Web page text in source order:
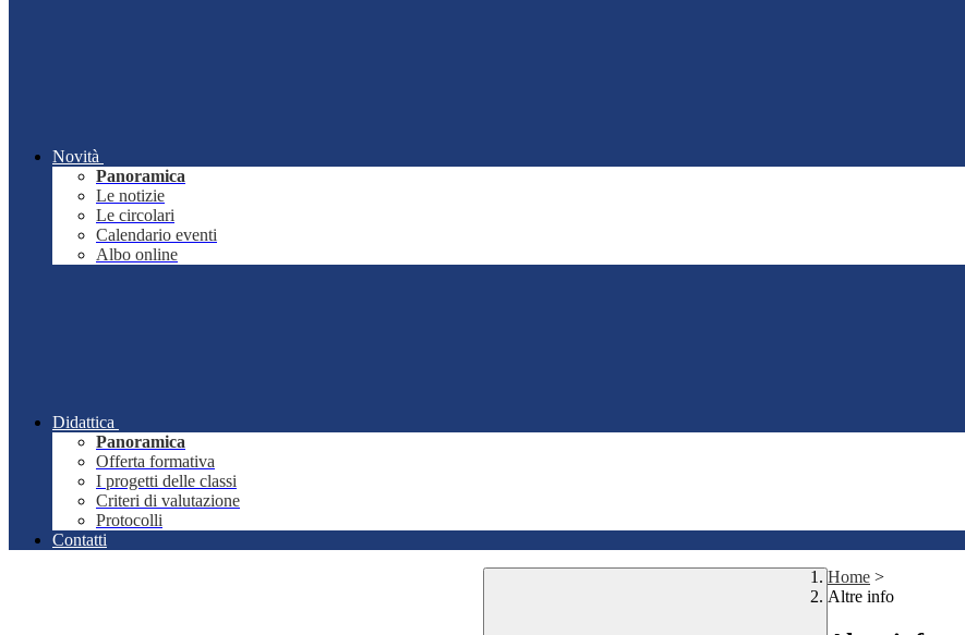
Novità
Panoramica
Le notizie
Le circolari
Calendario eventi
Albo online
Didattica
Panoramica
Offerta formativa
I progetti delle classi
Criteri di valutazione
Protocolli
Contatti
Home >
Altre info